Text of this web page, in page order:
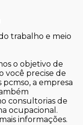
o objetivo de
você precise de
a empresa
consultorias de
ocupacional.
informações.